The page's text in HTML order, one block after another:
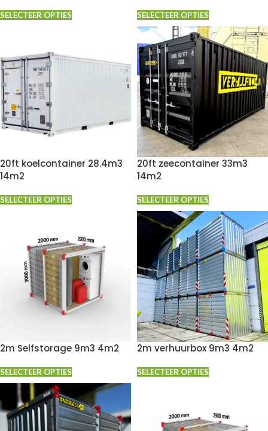
SELECTEER OPTIES SELECTEER OPTIES
20ft koelcontainer 28.4m3
14m2
SELECTEER OPTIES
20ft zeecontainer 33m3
14m2
SELECTEER OPTIES
2m Selfstorage 9m3 4m2
SELECTEER OPTIES
2m verhuurbox 9m3 4m2
SELECTEER OPTIES